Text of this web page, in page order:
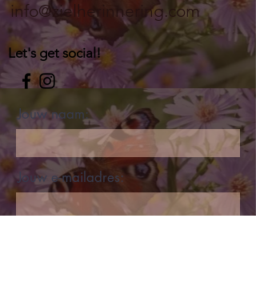
info@zielherinnering.com
Let's get social!
Jouw naam:
Jouw e-mailadres: